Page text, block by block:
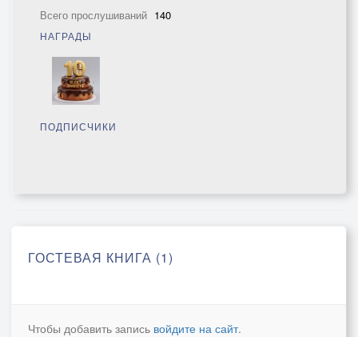
Всего прослушиваний 140
НАГРАДЫ
ПОДПИСЧИКИ
ГОСТЕВАЯ КНИГА (1)
Чтобы добавить запись войдите на сайт.